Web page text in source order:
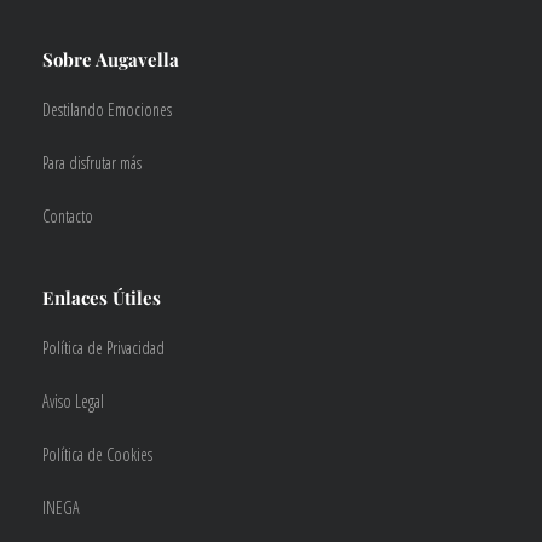
Sobre Augavella
Destilando Emociones
Para disfrutar más
Contacto
Enlaces Útiles
Política de Privacidad
Aviso Legal
Política de Cookies
INEGA